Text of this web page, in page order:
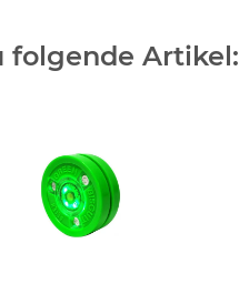
folgende Artikel: